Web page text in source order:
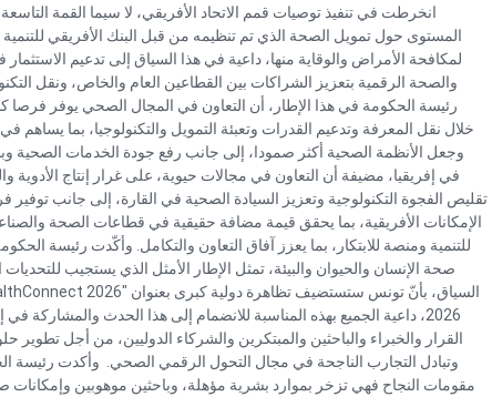
المستوى حول تمويل الصحة الذي تم تنظيمه من قبل البنك الأفريقي للتنمية
لمكافحة الأمراض والوقاية منها، داعية في هذا السياق إلى تدعيم الاستثمار
والصحة الرقمية بتعزيز الشراكات بين القطاعين العام والخاص، ونقل
رئيسة الحكومة في هذا الإطار، أن التعاون في المجال الصحي يوفر فرصا
خلال نقل المعرفة وتدعيم القدرات وتعبئة التمويل والتكنولوجيا، بما يساهم في
وجعل الأنظمة الصحية أكثر صمودا، إلى جانب رفع جودة الخدمات الصحية
في إفريقيا، مضيفة أن التعاون في مجالات حيوية، على غرار إنتاج
تقليص الفجوة التكنولوجية وتعزيز السيادة الصحية في القارة، إلى جانب توفير
الإمكانات الأفريقية، بما يحقق قيمة مضافة حقيقية في قطاعات الصحة
للتنمية ومنصة للابتكار، بما يعزز آفاق التعاون والتكامل. وأكّدت رئيسة
صحة الإنسان والحيوان والبيئة، تمثل الإطار الأمثل الذي يستجيب
2026، داعية الجميع بهذه المناسبة للانضمام إلى هذا الحدث والمشاركة
القرار والخبراء والباحثين والمبتكرين والشركاء الدوليين، من أجل
وتبادل التجارب الناجحة في مجال التحول الرقمي الصحي. وأكدت رئيسة
مقومات النجاح فهي تزخر بموارد بشرية مؤهلة، وباحثين موهوبين